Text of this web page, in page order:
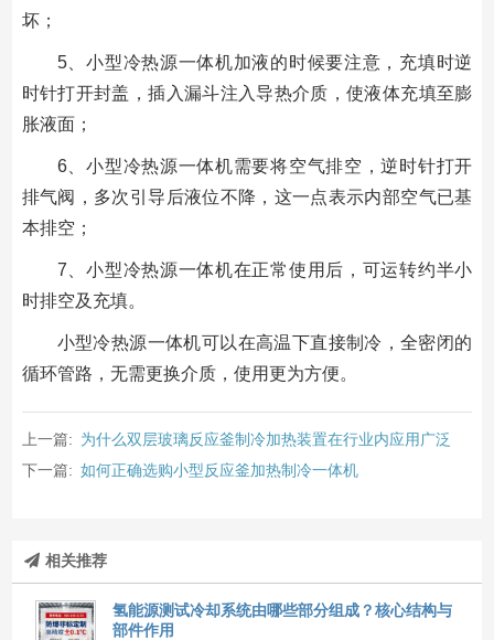
坏；
5、小型冷热源一体机加液的时候要注意，充填时逆
时针打开封盖，插入漏斗注入导热介质，使液体充填至膨
胀液面；
6、小型冷热源一体机需要将空气排空，逆时针打开
排气阀，多次引导后液位不降，这一点表示内部空气已基
本排空；
7、小型冷热源一体机在正常使用后，可运转约半小
时排空及充填。
小型冷热源一体机可以在高温下直接制冷，全密闭的
循环管路，无需更换介质，使用更为方便。
上一篇: 为什么双层玻璃反应釜制冷加热装置在行业内应用广泛
下一篇: 如何正确选购小型反应釜加热制冷一体机
相关推荐
氢能源测试冷却系统由哪些部分组成？核心结构与
部件作用